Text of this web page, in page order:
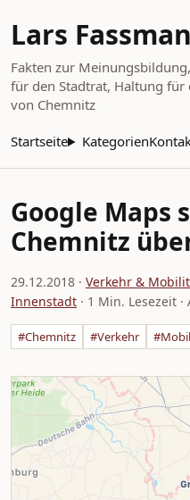
Lars
Fakten zur
für den Stadtrat, Haltung
von Chemnitz
Startseite Kategorien
Google Maps
Chemnitz
29.12.2018 · Verkehr &
Innenstadt · 1 Min. Lesezeit
#Chemnitz #Verkehr